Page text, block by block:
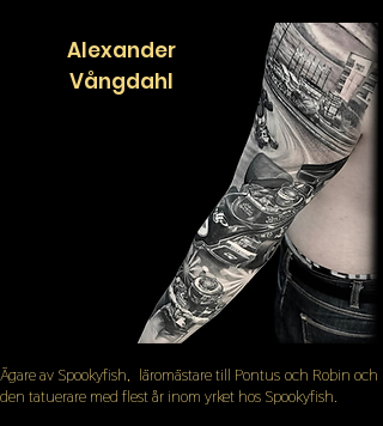
Alexander
Vångdahl
Ägare av Spookyfish, läromästare till Pontus och Robin och
den tatuerare med flest år inom yrket hos Spookyfish.